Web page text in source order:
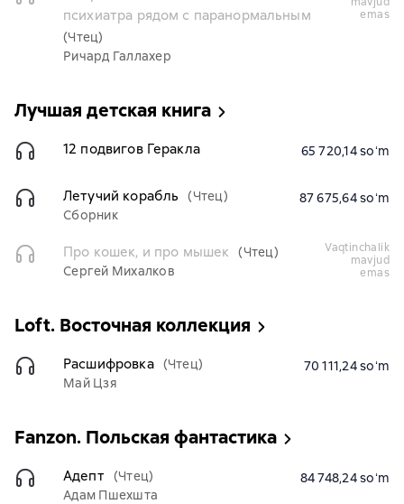
психиатра рядом с паранормальным
(Чтец)
Ричард Галлахер
emas
Лучшая детская книга
12 подвигов Геракла 65 720,14 soʻm
Летучий корабль
(Чтец)
Сборник
87 675,64 soʻm
Про кошек, и про мышек
(Чтец)
Сергей Михалков
vaqtinchalik
mavjud
emas
Loft. Восточная коллекция
Расшифровка (Чтец)
Май Цзя
70 111,24 soʻm
Fanzon. Польская фантастика
Адепт (Чтец)
Адам Пшехшта
84 748,24 soʻm